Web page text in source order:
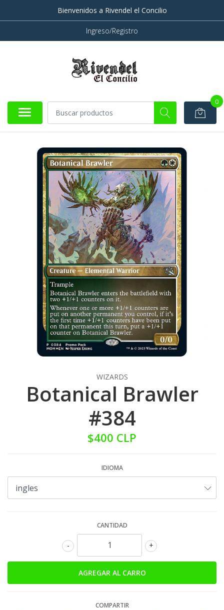
Bienvenidos a Rivendel el Concilio
Ingreso/Registro
0
WIZARDS
Botanical Brawler
#384
$400 CLP
IDIOMA
CANTIDAD
+
-
COMPARTIR